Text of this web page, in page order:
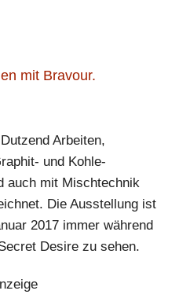
mit Bravour.
Arbei­ten,
und Kohle-
auch mit Mischtechnik
Die Ausstellung ist
2017 immer während
Desire zu sehen.